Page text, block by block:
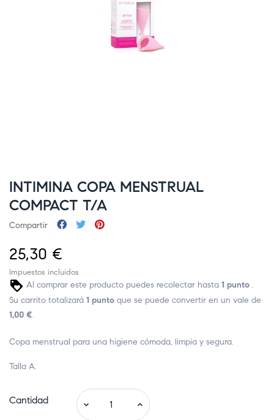
INTIMINA COPA MENSTRUAL
COMPACT T/A
Compartir
25,30 €
Impuestos incluidos
Al comprar este producto puedes recolectar hasta 1 punto .
Su carrito totalizará 1 punto que se puede convertir en un vale de
1,00 €.
Copa menstrual para una higiene cómoda, limpia y segura.
Talla A.
Cantidad